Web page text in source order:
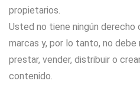
propietarios.
Usted no tiene ningún derecho
marcas y, por lo tanto, no debe
prestar, vender, distribuir o
contenido.